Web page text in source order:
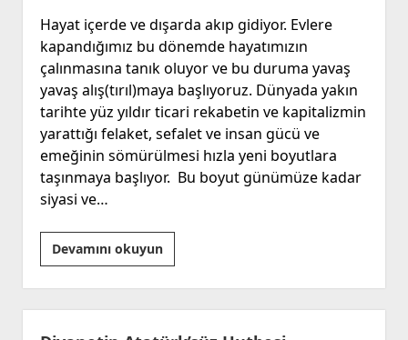
Hayat içerde ve dışarda akıp gidiyor. Evlere
kapandığımız bu dönemde hayatımızın
çalınmasına tanık oluyor ve bu duruma yavaş
yavaş alış(tırıl)maya başlıyoruz. Dünyada yakın
tarihte yüz yıldır ticari rekabetin ve kapitalizmin
yarattığı felaket, sefalet ve insan gücü ve
emeğinin sömürülmesi hızla yeni boyutlara
taşınmaya başlıyor. Bu boyut günümüze kadar
siyasi ve…
Devamını okuyunNe
Dünya
Aynı
Kalacak
Bugün